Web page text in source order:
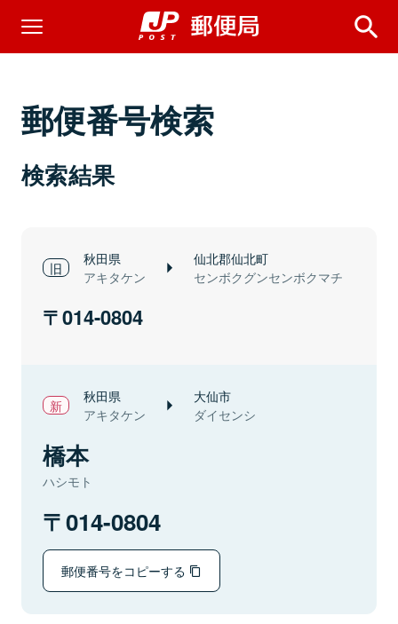
郵便番号検索
検索結果
秋田県
アキタケン
仙北郡仙北町
センボクグンセンボクマチ
014-0804
秋田県
アキタケン
大仙市
ダイセンシ
橋本
ハシモト
014-0804
郵便番号をコピーする